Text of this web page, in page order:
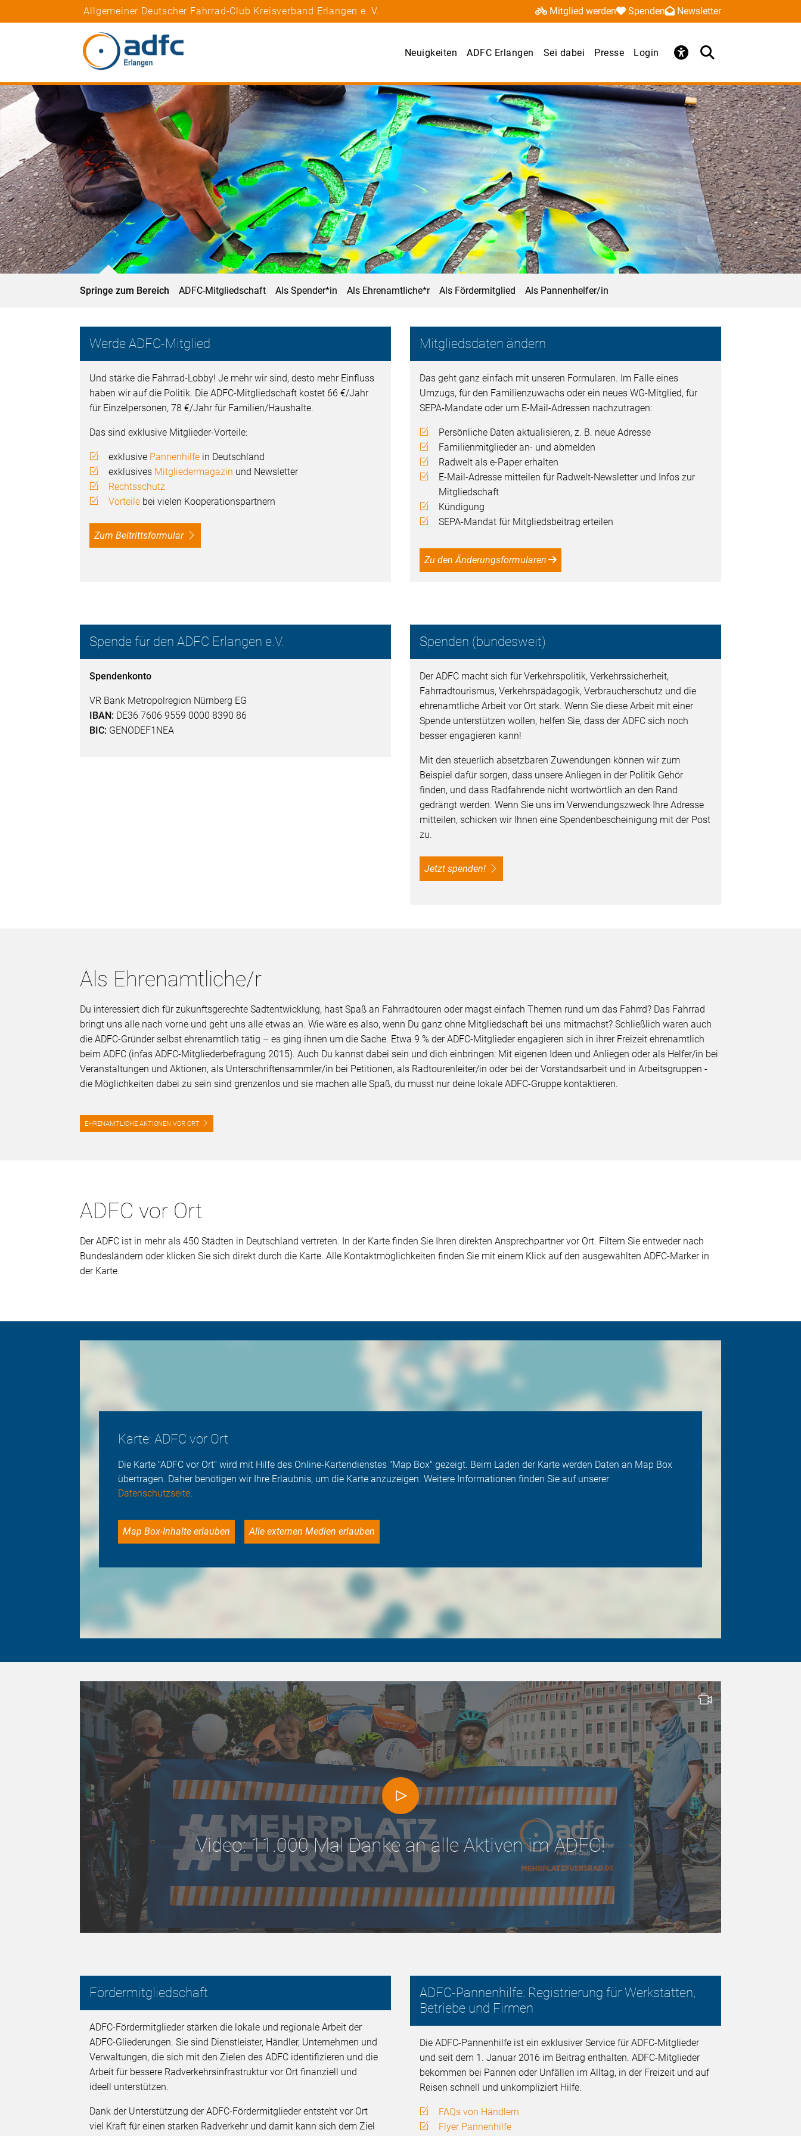
Allgemeiner Deutscher Fahrrad-Club Kreisverband Erlangen e. V. Mitglied werden Spenden Newsletter
Neuigkeiten ADFC Erlangen Sei dabei Presse Login
Springe zum Bereich ADFC-Mitgliedschaft Als Spender*in Als Ehrenamtliche*r Als Fördermitglied Als Pannenhelfer/in
Werde ADFC-Mitglied
Und stärke die Fahrrad-Lobby! Je mehr wir sind, desto mehr Einfluss
haben wir auf die Politik. Die ADFC-Mitgliedschaft kostet 66 €/Jahr
für Einzelpersonen, 78 €/Jahr für Familien/Haushalte.
Das sind exklusive Mitglieder-Vorteile:
exklusive Pannenhilfe in Deutschland
exklusives Mitgliedermagazin und Newsletter
Rechtsschutz
Vorteile bei vielen Kooperationspartnern
Zum Beitrittsformular
Mitgliedsdaten ändern
Das geht ganz einfach mit unseren Formularen. Im Falle eines
Umzugs, für den Familienzuwachs oder ein neues WG-Mitglied, für
SEPA-Mandate oder um E-Mail-Adressen nachzutragen:
Persönliche Daten aktualisieren, z. B. neue Adresse
Familienmitglieder an- und abmelden
Radwelt als e-Paper erhalten
E-Mail-Adresse mitteilen für Radwelt-Newsletter und Infos zur
Mitgliedschaft
Kündigung
SEPA-Mandat für Mitgliedsbeitrag erteilen
Zu den Änderungsformularen
Spende für den ADFC Erlangen e.V.
Spendenkonto
VR Bank Metropolregion Nürnberg EG
IBAN: DE36 7606 9559 0000 8390 86
BIC: GENODEF1NEA
Spenden (bundesweit)
Der ADFC macht sich für Verkehrspolitik, Verkehrssicherheit,
Fahrradtourismus, Verkehrspädagogik, Verbraucherschutz und die
ehrenamtliche Arbeit vor Ort stark. Wenn Sie diese Arbeit mit einer
Spende unterstützen wollen, helfen Sie, dass der ADFC sich noch
besser engagieren kann!
Mit den steuerlich absetzbaren Zuwendungen können wir zum
Beispiel dafür sorgen, dass unsere Anliegen in der Politik Gehör
finden, und dass Radfahrende nicht wortwörtlich an den Rand
gedrängt werden. Wenn Sie uns im Verwendungszweck Ihre Adresse
mitteilen, schicken wir Ihnen eine Spendenbescheinigung mit der Post
zu.
Jetzt spenden!
Als Ehrenamtliche/r
Du interessiert dich für zukunftsgerechte Sadtentwicklung, hast Spaß an Fahrradtouren oder magst einfach Themen rund um das Fahrrd? Das Fahrrad
bringt uns alle nach vorne und geht uns alle etwas an. Wie wäre es also, wenn Du ganz ohne Mitgliedschaft bei uns mitmachst? Schließlich waren auch
die ADFC-Gründer selbst ehrenamtlich tätig – es ging ihnen um die Sache. Etwa 9 % der ADFC-Mitglieder engagieren sich in ihrer Freizeit ehrenamtlich
beim ADFC (infas ADFC-Mitgliederbefragung 2015). Auch Du kannst dabei sein und dich einbringen: Mit eigenen Ideen und Anliegen oder als Helfer/in bei
Veranstaltungen und Aktionen, als Unterschriftensammler/in bei Petitionen, als Radtourenleiter/in oder bei der Vorstandsarbeit und in Arbeitsgruppen -
die Möglichkeiten dabei zu sein sind grenzenlos und sie machen alle Spaß, du musst nur deine lokale ADFC-Gruppe kontaktieren.
EHRENAMTLICHE AKTIONEN VOR ORT
ADFC vor Ort
Der ADFC ist in mehr als 450 Städten in Deutschland vertreten. In der Karte finden Sie Ihren direkten Ansprechpartner vor Ort. Filtern Sie entweder nach
Bundesländern oder klicken Sie sich direkt durch die Karte. Alle Kontaktmöglichkeiten finden Sie mit einem Klick auf den ausgewählten ADFC-Marker in
der Karte.
Karte: ADFC vor Ort
Die Karte "ADFC vor Ort" wird mit Hilfe des Online-Kartendienstes "Map Box" gezeigt. Beim Laden der Karte werden Daten an Map Box
übertragen. Daher benötigen wir Ihre Erlaubnis, um die Karte anzuzeigen. Weitere Informationen finden Sie auf unserer
Datenschutzseite.
Map Box-Inhalte erlauben Alle externen Medien erlauben
Video: 11.000 Mal Danke an alle Aktiven im ADFC!
Fördermitgliedschaft
ADFC-Fördermitglieder stärken die lokale und regionale Arbeit der
ADFC-Gliederungen. Sie sind Dienstleister, Händler, Unternehmen und
Verwaltungen, die sich mit den Zielen des ADFC identifizieren und die
Arbeit für bessere Radverkehrsinfrastruktur vor Ort finanziell und
ideell unterstützen.
Dank der Unterstützung der ADFC-Fördermitglieder entsteht vor Ort
viel Kraft für einen starken Radverkehr und damit kann sich dem Ziel
ADFC-Pannenhilfe: Registrierung für Werkstätten,
Betriebe und Firmen
Die ADFC-Pannenhilfe ist ein exklusiver Service für ADFC-Mitglieder
und seit dem 1. Januar 2016 im Beitrag enthalten. ADFC-Mitglieder
bekommen bei Pannen oder Unfällen im Alltag, in der Freizeit und auf
Reisen schnell und unkompliziert Hilfe.
FAQs von Händlern
Flyer Pannenhilfe